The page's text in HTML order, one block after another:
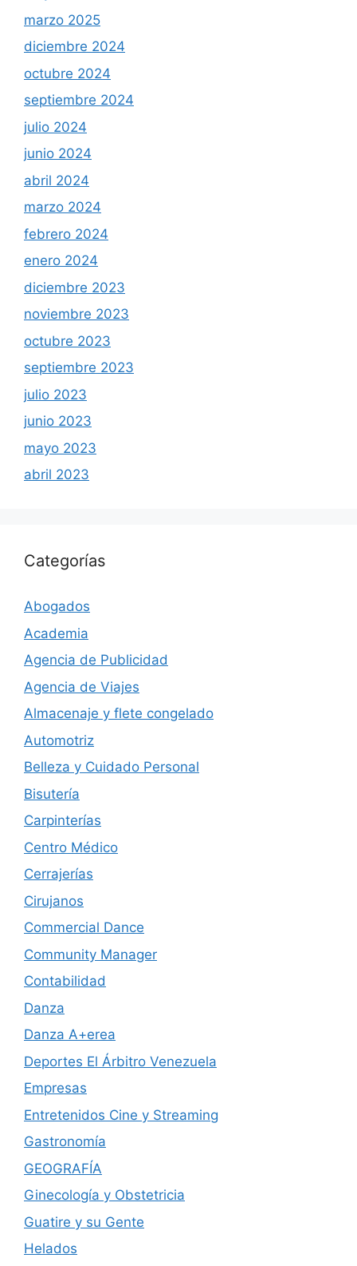
marzo 2025
diciembre 2024
octubre 2024
septiembre 2024
julio 2024
junio 2024
abril 2024
marzo 2024
febrero 2024
enero 2024
diciembre 2023
noviembre 2023
octubre 2023
septiembre 2023
julio 2023
junio 2023
mayo 2023
abril 2023
Categorías
Abogados
Academia
Agencia de Publicidad
Agencia de Viajes
Almacenaje y flete congelado
Automotriz
Belleza y Cuidado Personal
Bisutería
Carpinterías
Centro Médico
Cerrajerías
Cirujanos
Commercial Dance
Community Manager
Contabilidad
Danza
Danza A+erea
Deportes El Árbitro Venezuela
Empresas
Entretenidos Cine y Streaming
Gastronomía
GEOGRAFÍA
Ginecología y Obstetricia
Guatire y su Gente
Helados